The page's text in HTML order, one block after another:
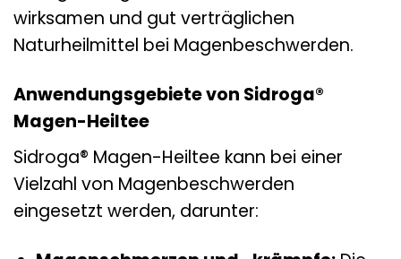
wirksamen und gut verträglichen
Naturheilmittel bei Magenbeschwerden.
Anwendungsgebiete von Sidroga®
Magen-Heiltee
Sidroga® Magen-Heiltee kann bei einer
Vielzahl von Magenbeschwerden
eingesetzt werden, darunter: